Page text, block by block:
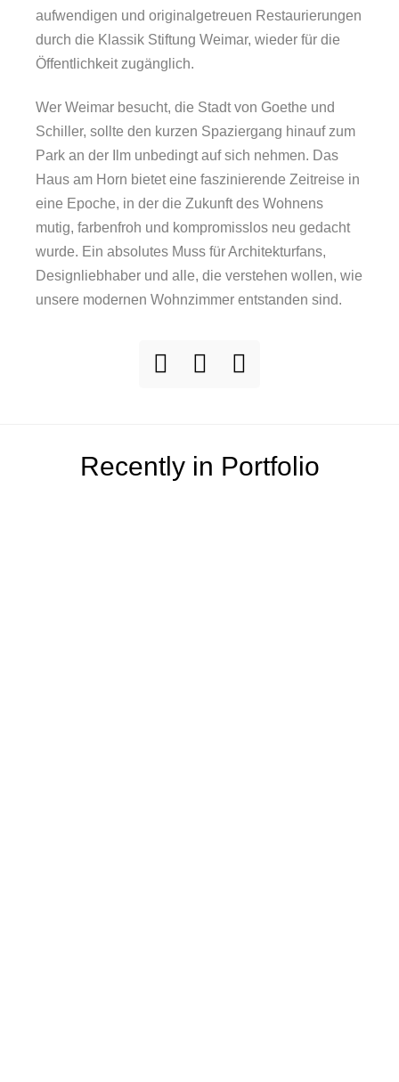
aufwendigen und originalgetreuen Restaurierungen
durch die Klassik Stiftung Weimar, wieder für die
Öffentlichkeit zugänglich.
Wer Weimar besucht, die Stadt von Goethe und
Schiller, sollte den kurzen Spaziergang hinauf zum
Park an der Ilm unbedingt auf sich nehmen. Das
Haus am Horn bietet eine faszinierende Zeitreise in
eine Epoche, in der die Zukunft des Wohnens
mutig, farbenfroh und kompromisslos neu gedacht
wurde. Ein absolutes Muss für Architekturfans,
Designliebhaber und alle, die verstehen wollen, wie
unsere modernen Wohnzimmer entstanden sind.
Recently in Portfolio